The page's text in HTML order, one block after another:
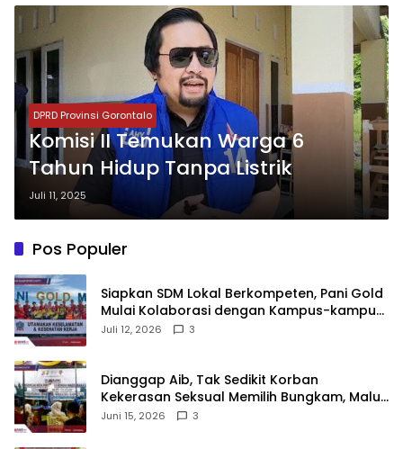
DPRD Provinsi Gorontalo
Komisi II Temukan Warga 6
Tahun Hidup Tanpa Listrik
Juli 11, 2025
Pos Populer
‎Siapkan SDM Lokal Berkompeten, Pani Gold
Mulai Kolaborasi dengan Kampus-kampus
di Gorontalo
Juli 12, 2026 3
‎Dianggap Aib, Tak Sedikit Korban
Kekerasan Seksual Memilih Bungkam, Malu
untuk Melapor!‎
Juni 15, 2026 3